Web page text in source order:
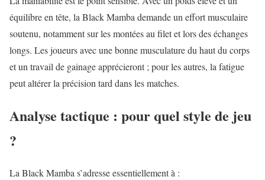
équilibre en tête, la Black Mamba demande un effort musculaire
soutenu, notamment sur les montées au filet et lors des échanges
longs. Les joueurs avec une bonne musculature du haut du corps
et un travail de gainage apprécieront ; pour les autres, la fatigue
peut altérer la précision tard dans les matches.
Analyse tactique : pour quel style de jeu
?
La Black Mamba s’adresse essentiellement à :